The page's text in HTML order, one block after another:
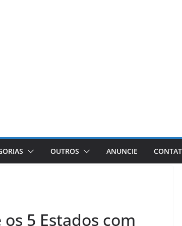
OUTROS ANUNCIE
5 Estados com